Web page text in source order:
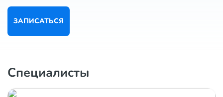
ЗАПИСАТЬСЯ
Специалисты